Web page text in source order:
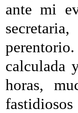
ante mi
calculada
horas,